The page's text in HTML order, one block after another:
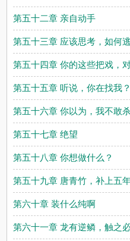
第五十二章 亲自动手
第五十三章 应该思考，如何
第五十四章 你的这些把戏，
第五十五章 听说，你在找我？
第五十六章 你以为，我不敢
第五十七章 绝望
第五十八章 你想做什么？
第五十九章 唐青竹，补上五
第六十章 装什么纯啊
第六十一章 龙有逆鳞，触之